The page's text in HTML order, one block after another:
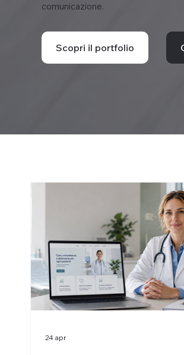
comunicazione.
Scopri il portfolio
24 apr